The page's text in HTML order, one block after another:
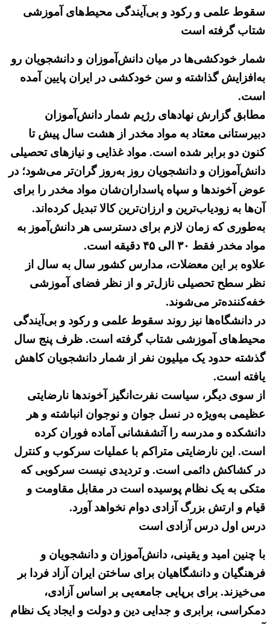
سقوط علمی و رکود و بی‌آیندگی محیط‌های آموزشی
شتاب گرفته است
شمار خودکشی‌ها در میان دانش‌آموزان و دانشجویان رو
به‌افزایش گذاشته و سن خودکشی در ایران پایین آمده
است.
مطابق گزارش نهادهای رژیم شمار دانش‌آموزان
دبیرستانی معتاد به ‌مواد مخدر از هشت سال پیش تا
کنون دو برابر شده است. مواد غذایی و نیازهای تحصیلی
دانش‌آموزان و دانشجویان روز به‌روز گران‌تر می‌شود؛‌ در
عوض آخوندها و سپاه پاسداران‌شان مواد مخدر را برای
آن‌ها به ‌زودیاب‌ترین و ارزان‌ترین کالا تبدیل کرده‌اند.
به‌طوری که زمان لازم برای دسترسی هر دانش‌آموز به‌‌
مواد مخدر فقط ۳۰ الی ۴۵ دقیقه است.
علاوه بر این معضلات، مدارس کشور سال به سال از
نظر سطح تحصیلی نازل‌تر و از نظر فضای آموزشی
خفه‌کننده‌تر می‌شوند.
در دانشگاه‌ها نیز روند سقوط علمی و رکود و بی‌آیندگی
محیط‌‌های آموزشی شتاب گرفته است. ظرف پنج سال
گذشته حدود یک میلیون نفر از شمار دانشجویان کاهش
یافته است.
از سوی دیگر، سیاست نفرت‌انگیز آخوندها نارضایتی
عظیمی به‌ویژه در نسل جوان و نوجوان انباشته و هر
دانشکده و مدرسه را آتشفشانی آماده فوران کرده
است. این نارضایتی متراکم با عملیات سرکوب و کنترل
در کشاکش دائمی است. و تردیدی نیست سرکوبی که
متکی به یک نظام پوسیده است در مقابل مقاومت و
قیام و ارتش بزرگ آزادی دوام نخواهد آورد.
درس اول درس آزادی است
با چنین امید و یقینی، دانش‌آموزان و دانشجویان و
فرهنگیان و دانشگاهیان برای ساختن ایران آزاد فردا بر
می‌خیزند. برای برپایی جامعه‌یی بر اساس آزادی،
دمکراسی، برابری و جدایی دین و دولت و ایجاد یک نظام